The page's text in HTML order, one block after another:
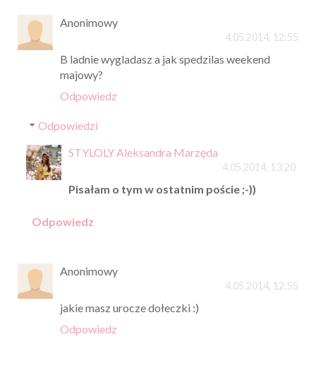
Anonimowy
4.05.2014, 12:55
B ladnie wygladasz a jak spedzilas weekend
majowy?
Odpowiedz
Odpowiedzi
STYLOLY Aleksandra Marzęda
4.05.2014, 13:20
Pisałam o tym w ostatnim poście ;-))
Odpowiedz
Anonimowy
4.05.2014, 12:55
jakie masz urocze dołeczki :)
Odpowiedz